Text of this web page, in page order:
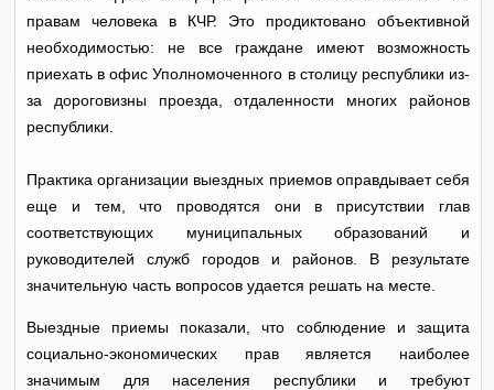
правам человека в КЧР. Это продиктовано объективной
необходимостью: не все граждане имеют возможность
приехать в офис Уполномоченного в столицу республики из-
за дороговизны проезда, отдаленности многих районов
республики.
Практика организации выездных приемов оправдывает себя
еще и тем, что проводятся они в присутствии глав
соответствующих муниципальных образований и
руководителей служб городов и районов. В результате
значительную часть вопросов удается решать на месте.
Выездные приемы показали, что соблюдение и защита
социально-экономических прав является наиболее
значимым для населения республики и требуют